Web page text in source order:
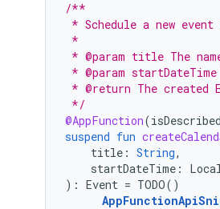
/**
* Schedule a new
*
* @param title The
* @param
* @return The created
*/
@AppFunction(
suspend fun
title : String,
startDateTime :
): Event = TODO()